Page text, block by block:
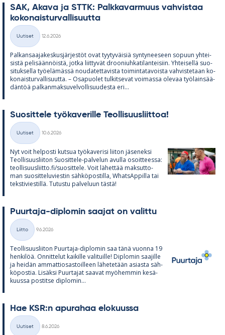
SAK, Akava ja STTK: Palk­ka­var­muus vah­vis­taa
ko­ko­nais­tur­val­li­suutta
Kategoriat
Uutiset
12.6.2026
Pal­kan­saa­ja­kes­kus­jär­jes­töt ovat tyy­ty­väi­siä syn­ty­nee­seen so­puun yh­tei­
sistä pe­li­sään­nöistä, jotka liit­ty­vät droo­niuh­ka­ti­lan­tei­siin. Yh­tei­sellä suo­
si­tuk­sella työ­elä­mässä nou­da­tet­ta­vista toi­min­ta­ta­voista vah­vis­te­taan ko­
ko­nais­tur­val­li­suutta. – Os­a­puo­let tul­kit­se­vat voi­massa ole­vaa työ­lain­sää­
dän­töä pal­kan­mak­su­vel­vol­li­suu­desta eri...
Suo­sit­tele työ­ka­ve­rille Teol­li­suus­liit­toa!
Kategoriat
Uutiset
10.6.2026
Nyt voit hel­posti kut­sua työ­ka­ve­risi lii­ton jä­se­neksi
Teol­li­suus­lii­ton Suo­sit­tele-pal­ve­lun avulla osoit­teessa:
teol­li­suus­liitto.fi/suo­sit­tele. Voit lä­het­tää mak­sut­to­
man suo­sit­te­lu­vies­tin säh­kö­pos­tilla, What­sAp­pilla tai
teks­ti­vies­tillä. Tu­tustu pal­ve­luun tästä!
Puur­taja-diplo­min saa­jat on va­littu
Kategoriat
Liitto
9.6.2026
Teol­li­suus­lii­ton Puur­taja-diplo­min saa tänä vuonna 19
hen­ki­löä. On­nit­te­lut kai­kille va­li­tuille! Diplo­min saa­jille
ja hei­dän am­mat­tio­sas­toil­leen lä­he­te­tään asiasta säh­
kö­pos­tia. Li­säksi Puur­ta­jat saa­vat myö­hem­min ke­sä­
kuussa pos­titse diplo­min...
Hae KSR:n apu­ra­haa elo­kuussa
Kategoriat
Uutiset
8.6.2026